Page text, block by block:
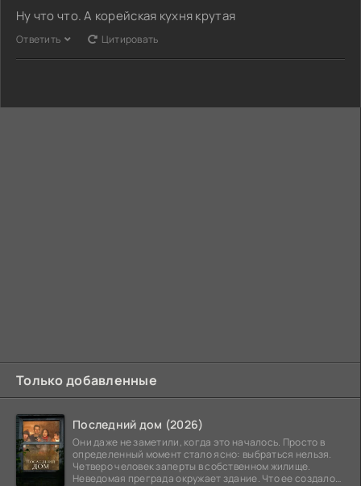
Ну что что. А корейская кухня крутая
Ответить Цитировать
Только добавленные
Последний дом (2026)
Они даже не заметили, когда это началось. Просто в
определенный момент стало ясно: выбраться нельзя.
Четверо человек заперты в собственном жилище.
Неведомая преграда окружает здание. Что ее создало